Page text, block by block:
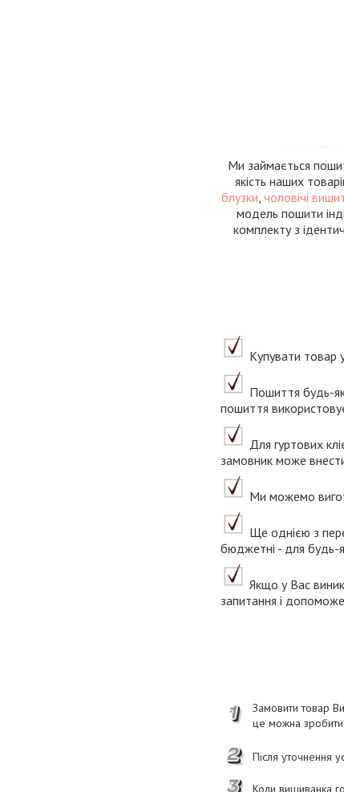
Ми займається
якість наших
блузки, чоловічі
модель пошити
комплекту з
Купувати товар
Пошиття будь-
пошиття
Для гуртових
замовник може
Ми можемо
Ще однією з
бюджетні - для будь-
Якщо у Вас
запитання і
Замовити товар
це можна
Після уточнення
Коли вишиванка